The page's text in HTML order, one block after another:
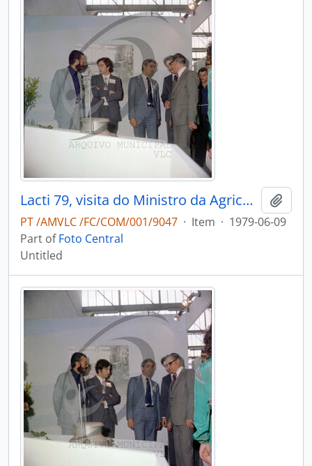
Lacti 79, visita do Ministro da Agricultura e Pescas e do Governador Civil de Aveiro
PT /AMVLC /FC/COM/001/9047 · Item · 1979-06-09
Part ofFoto Central
Untitled